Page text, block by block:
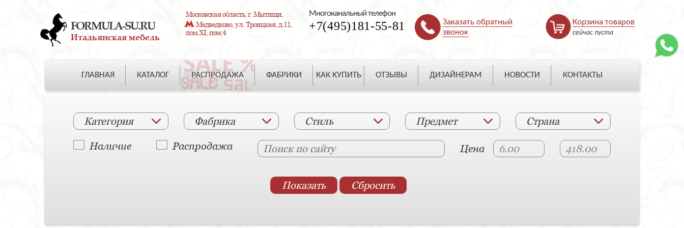
FORMULA-SU.RU
Итальянская мебель
Московская область, г. Мытищи,
Медведково, ул. Троицкая, д.11,
пом.XI, пом.4
Многоканальный телефон
+7(495)181-55-81
Заказать обратный
звонок
Корзина товаров
сейчас пуста
ГЛАВНАЯ КАТАЛОГ РАСПРОДАЖА ФАБРИКИ КАК КУПИТЬ ОТЗЫВЫ ДИЗАЙНЕРАМ НОВОСТИ КОНТАКТЫ
Категория Фабрика Стиль Предмет Страна
Наличие Распродажа Цена